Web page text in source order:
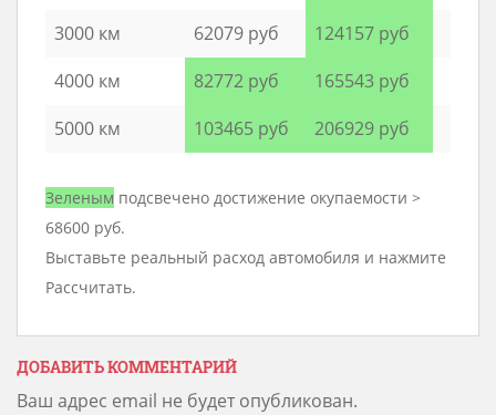
3000 км
62079 руб
124157 руб
4000 км
82772 руб
165543 руб
5000 км
103465 руб 206929 руб
Зеленым подсвечено достижение окупаемости >
68600 руб.
Выставьте реальный расход автомобиля и нажмите
Рассчитать.
ДОБАВИТЬ КОММЕНТАРИЙ
Ваш адрес email не будет опубликован.